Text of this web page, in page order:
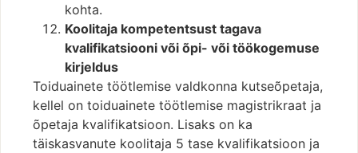
kohta.
Koolitaja kompetentsust tagava
kvalifikatsiooni või õpi- või töökogemuse
kirjeldus
Toiduainete töötlemise valdkonna kutseõpetaja,
kellel on toiduainete töötlemise magistrikraat ja
õpetaja kvalifikatsioon. Lisaks on ka
täiskasvanute koolitaja 5 tase kvalifikatsioon ja